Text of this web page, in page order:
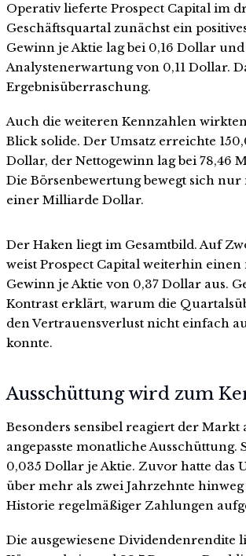
Operativ lieferte Prospect Capital im
Geschäftsquartal zunächst ein
Gewinn je Aktie lag bei 0,16 Dollar
Analystenerwartung von 0,11 Dollar.
Ergebnisüberraschung.
Auch die weiteren Kennzahlen
Blick solide. Der Umsatz erreichte
Dollar, der Nettogewinn lag bei 78,46
Die Börsenbewertung bewegt sich nur
einer Milliarde Dollar.
Der Haken liegt im Gesamtbild. Auf
weist Prospect Capital weiterhin einen
Gewinn je Aktie von 0,37 Dollar aus.
Kontrast erklärt, warum die
den Vertrauensverlust nicht einfach
konnte.
Ausschüttung wird zum
Besonders sensibel reagiert der Markt
angepasste monatliche Ausschüttung.
0,035 Dollar je Aktie. Zuvor hatte das
über mehr als zwei Jahrzehnte hinweg
Historie regelmäßiger Zahlungen
Die ausgewiesene Dividendenrendite